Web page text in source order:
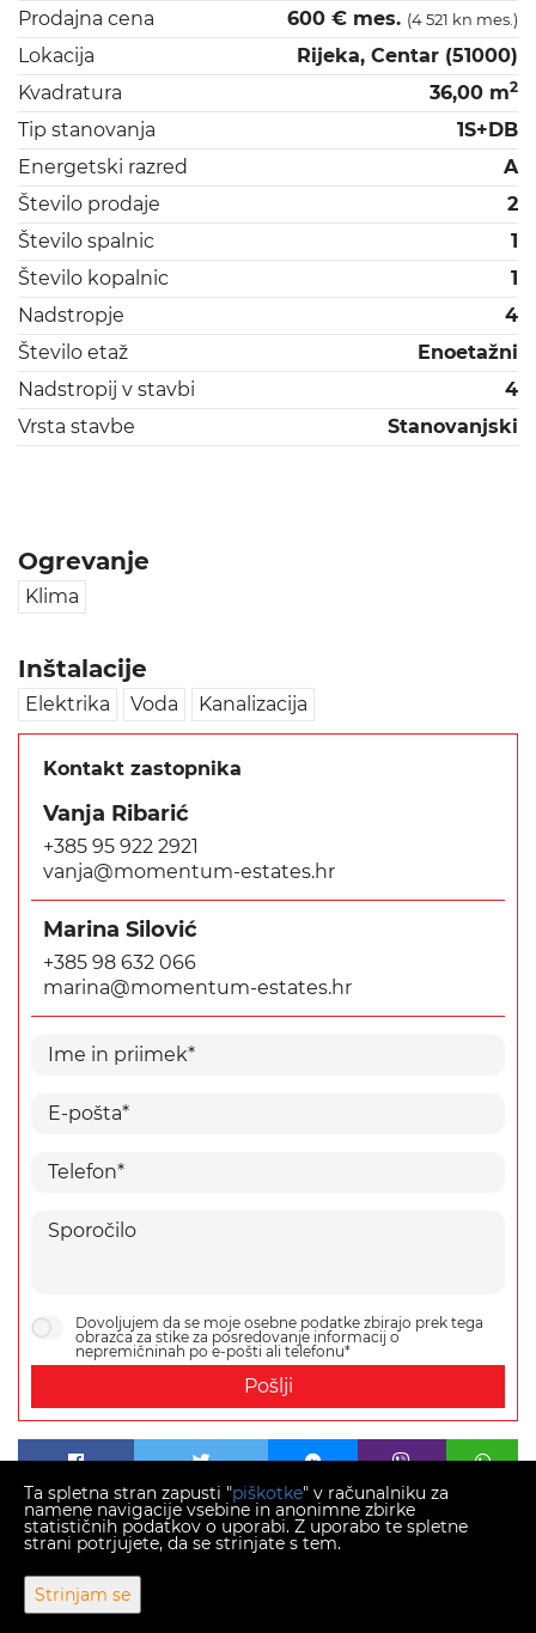
Prodajna cena
600 € mes. (4 521 kn mes.)
Lokacija
Rijeka, Centar (51000)
Kvadratura
36,00 m2
Tip stanovanja
1S+DB
Energetski razred
A
Število prodaje
2
Število spalnic
1
Število kopalnic
1
Nadstropje
4
Število etaž
Enoetažni
Nadstropij v stavbi
4
Vrsta stavbe
Stanovanjski
Ogrevanje
Klima
Inštalacije
Elektrika Voda Kanalizacija
Kontakt zastopnika
Vanja Ribarić
+385 95 922 2921
vanja@momentum-estates.hr
Marina Silović
+385 98 632 066
marina@momentum-estates.hr
Dovoljujem da se moje osebne podatke zbirajo prek tega
obrazca za stike za posredovanje informacij o
nepremičninah po e-pošti ali telefonu*
Pošlji
Copyright © 2026 Momentum estates
Fiksni menjalni tečaj 1 EUR = 7,53450 HRK
Web Design & Powered by
Ta spletna stran zapusti "piškotke" v računalniku za
namene navigacije vsebine in anonimne zbirke
statističnih podatkov o uporabi. Z uporabo te spletne
strani potrjujete, da se strinjate s tem.
Strinjam se